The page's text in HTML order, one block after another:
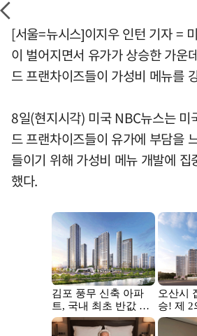
[서울=뉴시스]이지우 인턴 기자 =
이 벌어지면서 유가가 상승한 가운
드 프랜차이즈들이 가성비 메뉴를
8일(현지시각) 미국 NBC뉴스는 미
드 프랜차이즈들이 유가에 부담을
들이기 위해 가성비 메뉴 개발에 집
했다.